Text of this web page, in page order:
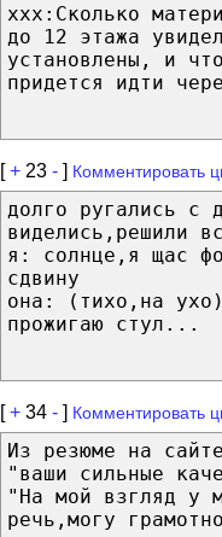
ххх:Сколько
до 12 этажа
установлены, и
придется идти
[+ 23 - ] Комментировать
долго ругались с
виделись,решили
я: солнце,я щас
сдвину
она: (тихо,на
прожигаю стул...
[+ 34 - ] Комментировать
Из резюме на
"ваши сильные
"На мой взгляд у
речь‚могу